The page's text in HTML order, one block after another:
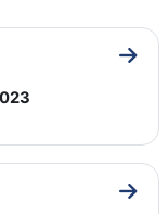
Ir a
Ir a